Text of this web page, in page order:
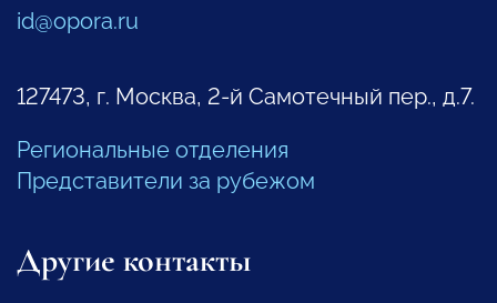
id@opora.ru
127473, г. Москва, 2-й Самотечный пер., д.7.
Региональные отделения
Представители за рубежом
Другие контакты